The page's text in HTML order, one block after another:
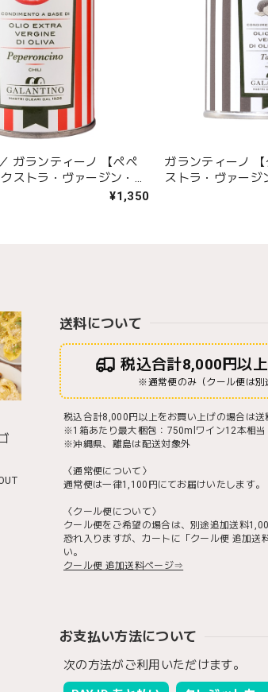
ガランティーノ 【ペペ
ストラ・ヴァージン・オ
¥1,350
ガランティーノ
ストラ・ヴァージ
送料について
税込合計8,000円以
※通常便のみ（クール便は別
税込合計8,000円以上をお買い上げの場合は送
※1箱あたり最大梱包：750mlワイン12本相当
※沖縄県、離島は配送対象外
〈通常便について〉
通常便は一律1,100円にてお届けいたします。
〈クール便について〉
クール便をご希望の場合は、別途追加送料
恐れ入りますが、カートに「クール便 追加送
い。
クール便 追加送料ページ⇒
お支払い方法について
次の方法がご利用いただけます。